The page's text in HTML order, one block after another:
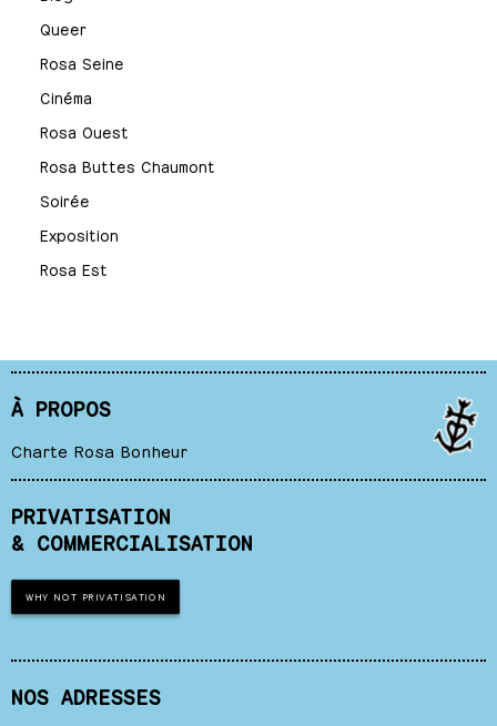
Queer
Rosa Seine
Cinéma
Rosa Ouest
Rosa Buttes Chaumont
Soirée
Exposition
Rosa Est
À PROPOS
Charte Rosa Bonheur
PRIVATISATION
& COMMERCIALISATION
WHY NOT PRIVATISATION
NOS ADRESSES